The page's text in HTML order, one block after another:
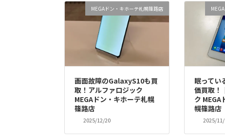
MEGAドン・キホーテ札幌篠路店
画面故障のGalaxyS10も買
取！アルファロジック
MEGAドン・キホーテ札幌
篠路店
2025/12/20
眠って
価買取！
ク MEGA
幌篠路店
2025/